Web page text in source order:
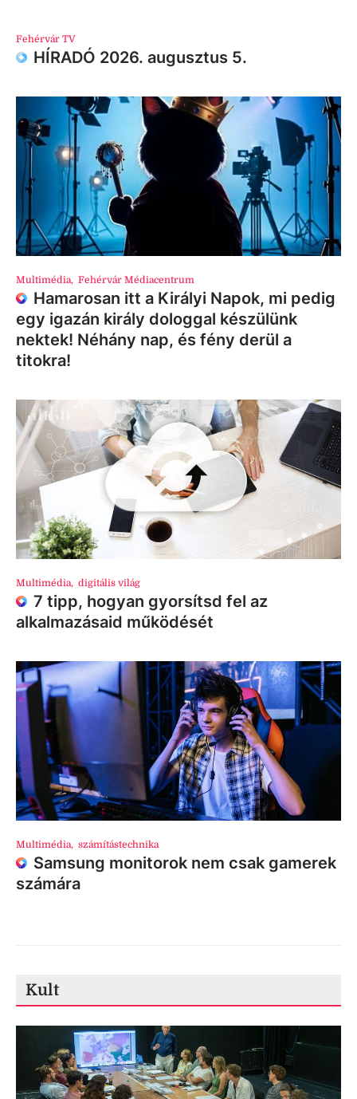
Fehérvár TV
HÍRADÓ 2026. augusztus 5.
Multimédia, Fehérvár Médiacentrum
Hamarosan itt a Királyi Napok, mi pedig
egy igazán király dologgal készülünk
nektek! Néhány nap, és fény derül a
titokra!
Multimédia, digitális világ
7 tipp, hogyan gyorsítsd fel az
alkalmazásaid működését
Multimédia, számítástechnika
Samsung monitorok nem csak gamerek
számára
Kult